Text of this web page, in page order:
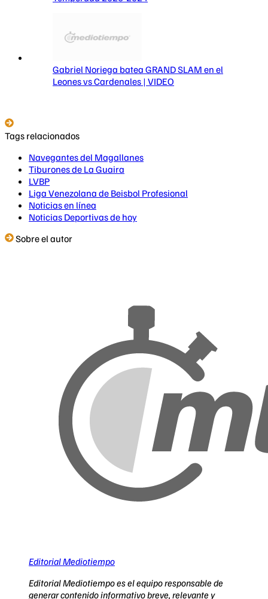
Gabriel Noriega batea GRAND SLAM en el
Leones vs Cardenales | VIDEO
Tags relacionados
Navegantes del Magallanes
Tiburones de La Guaira
LVBP
Liga Venezolana de Beisbol Profesional
Noticias en línea
Noticias Deportivas de hoy
Sobre el autor
Editorial Mediotiempo
Editorial Mediotiempo es el equipo responsable de
generar contenido informativo breve, relevante y